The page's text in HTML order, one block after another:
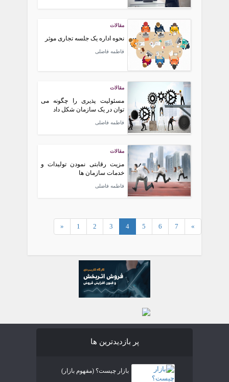
مقالات
نحوه اداره یک جلسه تجاری موثر
فاطمه فاضلی
مقالات
مسئولیت پذیری را چگونه می
توان در یک سازمان شکل داد
فاطمه فاضلی
مقالات
مزیت رقابتی نمودن تولیدات و
خدمات سازمان ها
فاطمه فاضلی
« 1 2 3 4 5 6 7 »
پر بازدیدترین ها
بازار چیست؟ (مفهوم بازار)